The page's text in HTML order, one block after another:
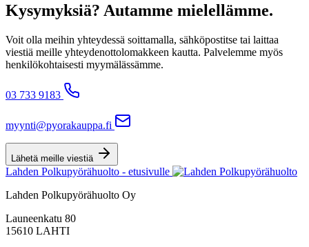
Kysymyksiä? Autamme mielellämme.
Voit olla meihin yhteydessä soittamalla, sähköpostitse tai laittaa
viestiä meille yhteydenottolomakkeen kautta. Palvelemme myös
henkilökohtaisesti myymälässämme.
03 733 9183
myynti@pyorakauppa.fi
Lähetä meille viestiä
Lahden Polkupyörähuolto - etusivulle
Lahden Polkupyörähuolto Oy
Launeenkatu 80
15610 LAHTI